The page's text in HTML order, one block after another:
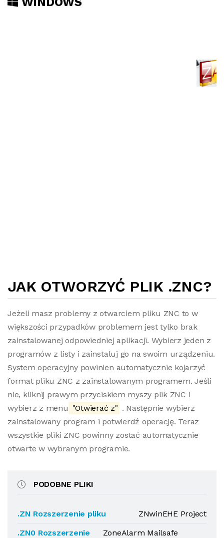
JAK OTWORZYĆ PLIK .ZNC?
Jeżeli masz problemy z otwarciem pliku ZNC to w
większości przypadków problemem jest tylko brak
zainstalowanej odpowiedniej aplikacji. Wybierz jeden z
programów z listy i zainstaluj go na swoim urządzeniu.
System operacyjny powinien automatycznie kojarzyć
format pliku ZNC z zainstalowanym programem. Jeśli
nie, kliknij prawym przyciskiem myszy plik ZNC i
wybierz z menu "Otwierać z" . Następnie wybierz
zainstalowany program i potwierdź operację. Teraz
wszystkie pliki ZNC powinny zostać automatycznie
otwarte w wybranym programie.
PODOBNE PLIKI
.ZN Rozszerzenie pliku
ZNwinEHE Project
.ZN0 Rozszerzenie
ZoneAlarm Mailsafe